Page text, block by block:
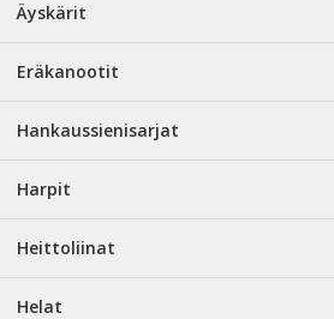
Äyskärit
Eräkanootit
Hankaussienisarjat
Harpit
Heittoliinat
Helat